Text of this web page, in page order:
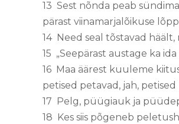
13 Sest nõnda peab
pärast viinamarjalõikuse
14 Need seal tõstavad
15 „Seepärast austage ka
16 Maa äärest kuuleme
petised petavad, jah,
17 Pelg, püügiauk ja
18 Kes siis põgeneb